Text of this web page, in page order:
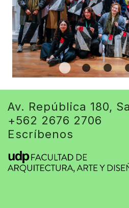
Av. República 180,
+562 2676 2706
Escríbenos